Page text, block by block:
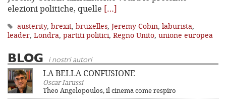
elezioni politiche, quelle […]
austerity, brexit, bruxelles, Jeremy Cobin, laburista,
leader, Londra, partiti politici, Regno Unito, unione europea
BLOG i nostri autori
LA BELLA CONFUSIONE
Oscar Iarussi
Theo Angelopoulos, il cinema come respiro